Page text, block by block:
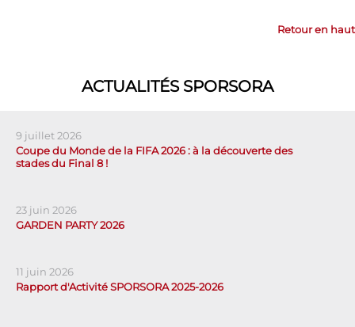
Retour en haut
ACTUALITÉS SPORSORA
9 juillet 2026
Coupe du Monde de la FIFA 2026 : à la découverte des
stades du Final 8 !
23 juin 2026
GARDEN PARTY 2026
11 juin 2026
Rapport d'Activité SPORSORA 2025-2026